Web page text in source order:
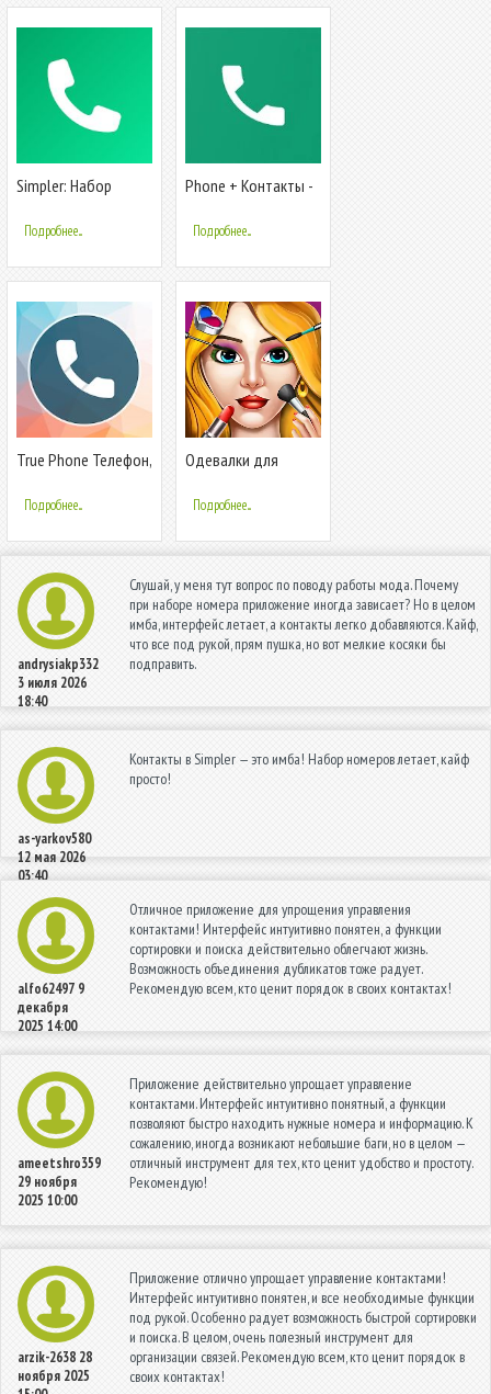
Simpler: Набор
блокировка звонков
Подробнее...
Phone + Контакты -
Подробнее...
True Phone Телефон,
звонков
Подробнее...
Одевалки для
Подробнее...
andrysiakp332
3 июля 2026
18:40
Слушай, у меня тут вопрос по поводу работы мода. Почему
при наборе номера приложение иногда зависает? Но в целом
имба, интерфейс летает, а контакты легко добавляются. Кайф,
что все под рукой, прям пушка, но вот мелкие косяки бы
подправить.
as-yarkov580
12 мая 2026
03:40
Контакты в Simpler — это имба! Набор номеров летает, кайф
просто!
alfo62497 9
декабря
2025 14:00
Отличное приложение для упрощения управления
контактами! Интерфейс интуитивно понятен, а функции
сортировки и поиска действительно облегчают жизнь.
Возможность объединения дубликатов тоже радует.
Рекомендую всем, кто ценит порядок в своих контактах!
ameetshro359
29 ноября
2025 10:00
Приложение действительно упрощает управление
контактами. Интерфейс интуитивно понятный, а функции
позволяют быстро находить нужные номера и информацию. К
сожалению, иногда возникают небольшие баги, но в целом —
отличный инструмент для тех, кто ценит удобство и простоту.
Рекомендую!
arzik-2638 28
ноября 2025
Приложение отлично упрощает управление контактами!
Интерфейс интуитивно понятен, и все необходимые функции
под рукой. Особенно радует возможность быстрой сортировки
и поиска. В целом, очень полезный инструмент для
организации связей. Рекомендую всем, кто ценит порядок в
своих контактах!